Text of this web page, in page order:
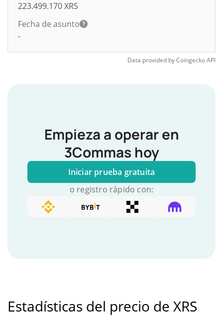
223.499.170XRS
Fecha de asunto
-
Data provided byCoingeckoAPI
Empieza a operar en
3Commas hoy
Iniciar prueba gratuita
o registro rápido con:
Estadísticas del precio de XRS